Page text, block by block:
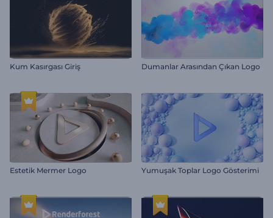
Kum Kasırgası Giriş Dumanlar Arasından Çıkan Logo
Estetik Mermer Logo Yumuşak Toplar Logo Gösterimi